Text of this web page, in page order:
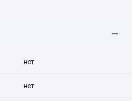
нет
нет